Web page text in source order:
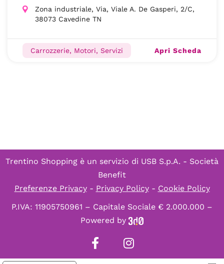
Zona industriale, Via, Viale A. De Gasperi, 2/C,
38073 Cavedine TN
Carrozzerie, Motori, Servizi Apri Scheda
Trentino Shopping è un servizio di USB S.p.A. - Società
Benefit
Preferenze Privacy- Privacy Policy- Cookie Policy
P.IVA: 11905750961 – Capitale Sociale € 2.000.000 –
Powered by